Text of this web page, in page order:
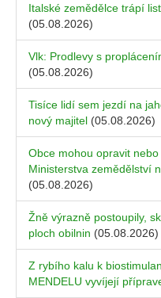
Italské zemědělce trápí
(05.08.2026)
Vlk: Prodlevy s
(05.08.2026)
Tisíce lidí sem jezdí na
nový majitel (05.08.2026)
Obce mohou opravit
Ministerstva zemědělství
(05.08.2026)
Žně výrazně postoupily,
ploch obilnin (05.08.2026)
Z rybího kalu k
MENDELU vyvíjejí